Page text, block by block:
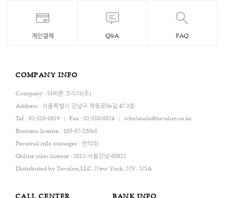
개인결제 Q&A FAQ
COMPANY INFO
Company : 타바론 코리아(주)
Address : 서울특별시 강남구 학동로56길 47 2층
Tel : 02-518-0819
Fax : 02-518-0824
wholesale@tavalon.co.kr
Business license : 105-87-23065
Personal info manager : 한덕희
Online sales license : 2011-서울강남-00821
Distributed by Tavalon,LLC. New York, NY , USA